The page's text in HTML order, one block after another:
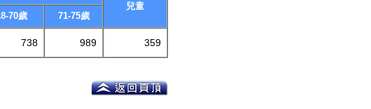
兒童
70歲 71-75歲
738 989 359